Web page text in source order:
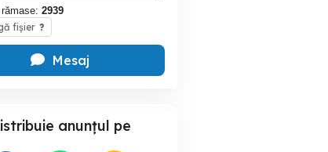
2939
fișier ?
Mesaj
anunțul pe